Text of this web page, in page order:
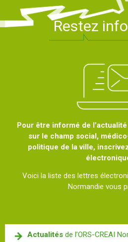
Restez
Pour être informé de
sur le champ social,
politique de la ville,
Voici la liste des lettres
Normandie vous
Actualités de l’ORS-CREAI